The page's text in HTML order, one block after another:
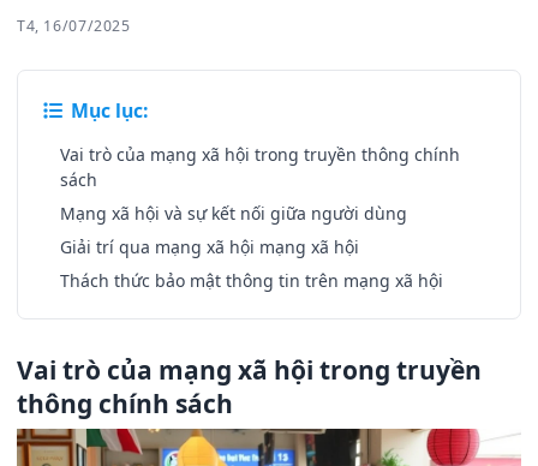
T4, 16/07/2025
Mục lục:
Vai trò của mạng xã hội trong truyền thông chính
sách
Mạng xã hội và sự kết nối giữa người dùng
Giải trí qua mạng xã hội mạng xã hội
Thách thức bảo mật thông tin trên mạng xã hội
Vai trò của mạng xã hội trong truyền
thông chính sách